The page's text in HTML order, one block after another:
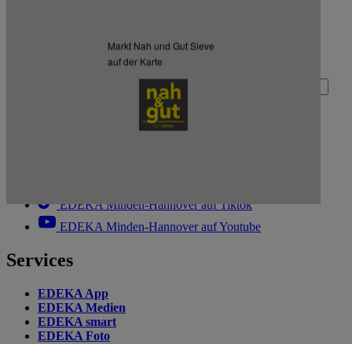
Markt Nah und Gut Sieve
auf der Karte
Zum Newsletter anmelden
Deine E-Mail-Adresse (Pflichtfeld)
EDEKA Minden-Hannover auf Tiktok
EDEKA Minden-Hannover auf Youtube
Services
EDEKA App
EDEKA Medien
EDEKA smart
EDEKA Foto